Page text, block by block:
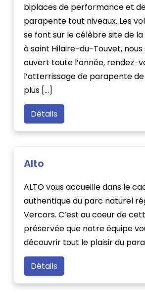
biplaces de performance et
parapente tout niveaux. Les
se font sur le célèbre site de
à saint Hilaire-du-Touvet,
ouvert toute l’année, rendez-
l’atterrissage de parapente de
plus […]
Détails
Alto
ALTO vous accueille dans le
authentique du parc naturel
Vercors. C’est au coeur de
préservée que notre équipe
découvrir tout le plaisir du
Détails